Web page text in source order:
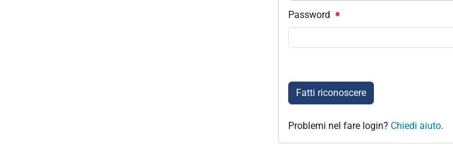
Password
Fatti riconoscere
Problemi nel fare login? Chiedi aiuto.